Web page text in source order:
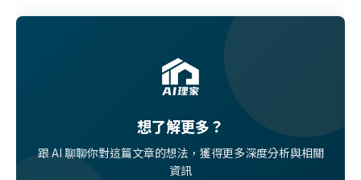
想了解更多？
跟 AI 聊聊你對這篇文章的想法，獲得更多深度分析與相關
資訊